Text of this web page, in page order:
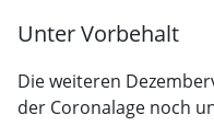
Unter Vorbehalt
Die weiteren
der Coronalage noch